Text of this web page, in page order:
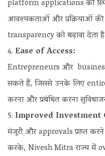
platform applications की
आवश्यकताओं और प्रक्रियाओं की
transparency को बढ़ावा देता
Ease of Access:
Entrepreneurs और
सकते हैं, जिससे उनके लिए
करना और प्रबंधित करना
Improved Investment
मंजूरी और approvals प्राप्त करने
करके, Nivesh Mitra राज्य में